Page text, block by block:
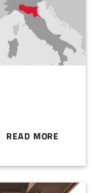
READ MORE
ABOUT